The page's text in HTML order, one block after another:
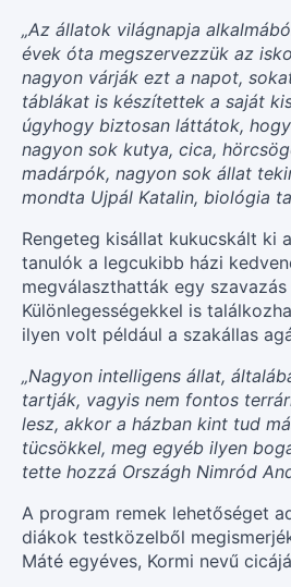
„Az állatok világnapja
évek óta megszervezzük az
nagyon várják ezt a napot,
táblákat is készítettek a saját
úgyhogy biztosan láttátok,
nagyon sok kutya, cica,
madárpók, nagyon sok állat
mondta Ujpál Katalin, biológia
Rengeteg kisállat kukucskált ki
tanulók a legcukibb házi
megválaszthatták egy szavazás
Különlegességekkel is
ilyen volt például a szakállas
„Nagyon intelligens állat,
tartják, vagyis nem fontos
lesz, akkor a házban kint tud
tücsökkel, meg egyéb ilyen
tette hozzá Országh Nimród
A program remek lehetőséget
diákok testközelből
Máté egyéves, Kormi nevű